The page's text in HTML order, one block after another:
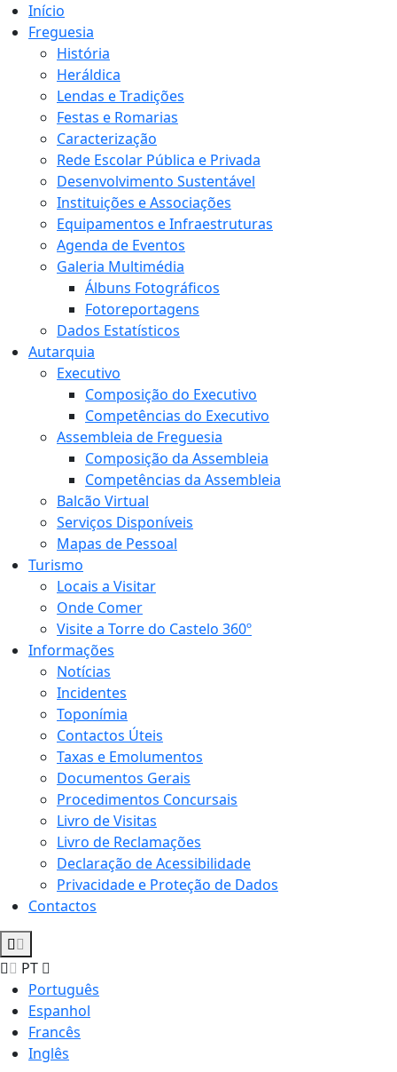
Início
Freguesia
História
Heráldica
Lendas e Tradições
Festas e Romarias
Caracterização
Rede Escolar Pública e Privada
Desenvolvimento Sustentável
Instituições e Associações
Equipamentos e Infraestruturas
Agenda de Eventos
Galeria Multimédia
Álbuns Fotográficos
Fotoreportagens
Dados Estatísticos
Autarquia
Executivo
Composição do Executivo
Competências do Executivo
Assembleia de Freguesia
Composição da Assembleia
Competências da Assembleia
Balcão Virtual
Serviços Disponíveis
Mapas de Pessoal
Turismo
Locais a Visitar
Onde Comer
Visite a Torre do Castelo 360º
Informações
Notícias
Incidentes
Toponímia
Contactos Úteis
Taxas e Emolumentos
Documentos Gerais
Procedimentos Concursais
Livro de Visitas
Livro de Reclamações
Declaração de Acessibilidade
Privacidade e Proteção de Dados
Contactos
PT
Português
Espanhol
Francês
Inglês